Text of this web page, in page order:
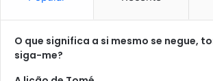
O que significa a si mesmo se negue,
siga-me?